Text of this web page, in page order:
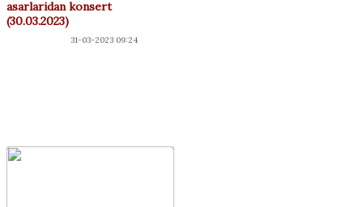
asarlaridan konsert
(30.03.2023)
31-03-2023 09:24